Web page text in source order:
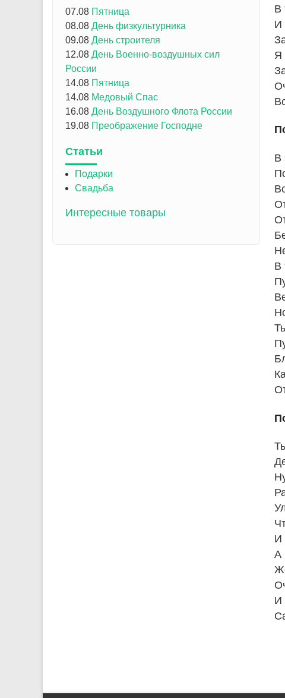
В
И
Я
В
В
И
А
И
07.08 Пятница
08.08 День физкультурника
09.08 День строителя
12.08 День Военно-воздушных сил
России
14.08 Пятница
14.08 Медовый Спас
16.08 День Воздушного Флота России
19.08 Преображение Господне
Статьи
Подарки
Свадьба
Интересные товары